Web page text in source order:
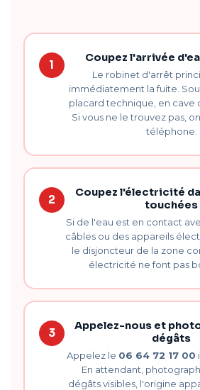
1
Coupez l'arrivée
Le robinet d'arrêt
immédiatement la fuite.
placard technique, en cave
Si vous ne le trouvez pas,
téléphone.
2
Coupez l'électricité
touchées
Si de l'eau est en contact
câbles ou des appareils
le disjoncteur de la zone
électricité ne font pas
3
Appelez-nous et
dégâts
Appelez le 06 64 72 17 00
En attendant,
dégâts visibles, l'origine